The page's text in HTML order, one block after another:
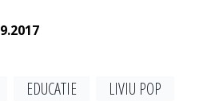
EDUCATIE
LIVIU POP